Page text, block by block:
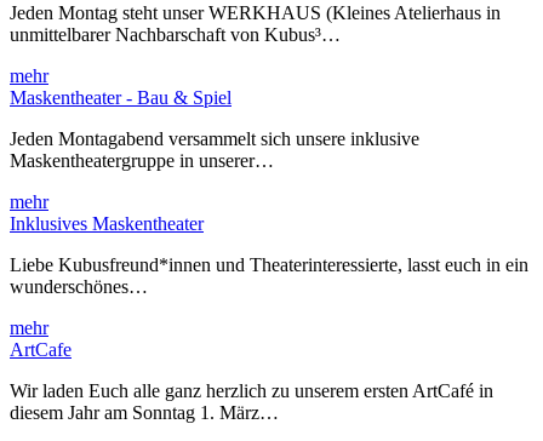
Jeden Montag steht unser WERKHAUS (Kleines Atelierhaus in
unmittelbarer Nachbarschaft von Kubus³…
mehr
Maskentheater - Bau & Spiel
Jeden Montagabend versammelt sich unsere inklusive
Maskentheatergruppe in unserer…
mehr
Inklusives Maskentheater
Liebe Kubusfreund*innen und Theaterinteressierte, lasst euch in ein
wunderschönes…
mehr
ArtCafe
Wir laden Euch alle ganz herzlich zu unserem ersten ArtCafé in
diesem Jahr am Sonntag 1. März…